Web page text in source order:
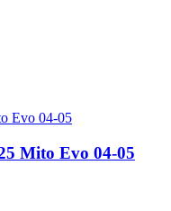
Mito Evo 04-05